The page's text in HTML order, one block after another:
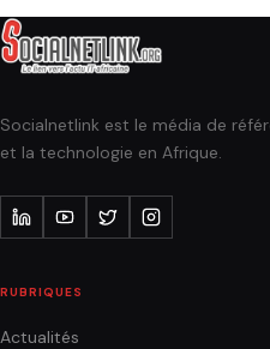
Socialnetlink est le média de
et la technologie en Afrique.
RUBRIQUES
Actualités